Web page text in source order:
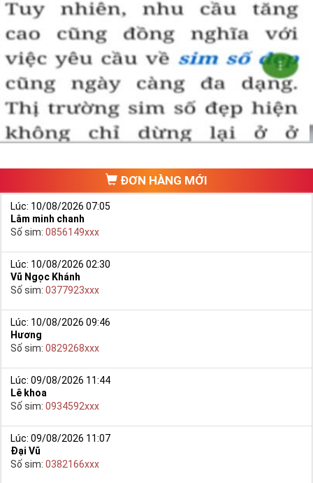
ĐƠN HÀNG MỚI
Lúc: 10/08/2026 07:05
Lâm minh chanh
Số sim: 0856149xxx
Lúc: 10/08/2026 02:30
Vũ Ngọc Khánh
Số sim: 0377923xxx
Lúc: 10/08/2026 09:46
Hương
Số sim: 0829268xxx
Lúc: 09/08/2026 11:44
Lê khoa
Số sim: 0934592xxx
Lúc: 09/08/2026 11:07
Đại Vũ
Số sim: 0382166xxx